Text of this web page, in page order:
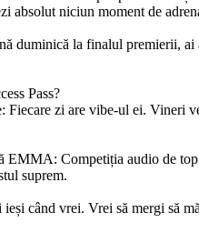
absolut niciun moment de
duminică la finalul premierii,
Pass?
Fiecare zi are vibe-ul ei. Vineri
EMMA: Competiția audio de
suprem.
când vrei. Vrei să mergi să